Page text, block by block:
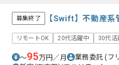
募集終了 【Swift】不動産
リモートOK 20代活躍中 30代活
〜95万円／月 業務委託(フ